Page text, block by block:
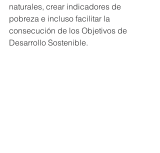
naturales, crear indicadores de
pobreza e incluso facilitar la
consecución de los Objetivos de
Desarrollo Sostenible.